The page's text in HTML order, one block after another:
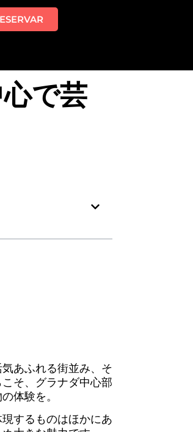
で芸
あふれる街並み、そ
そ、グラナダ中心部
体験を。
するものはほかにあ